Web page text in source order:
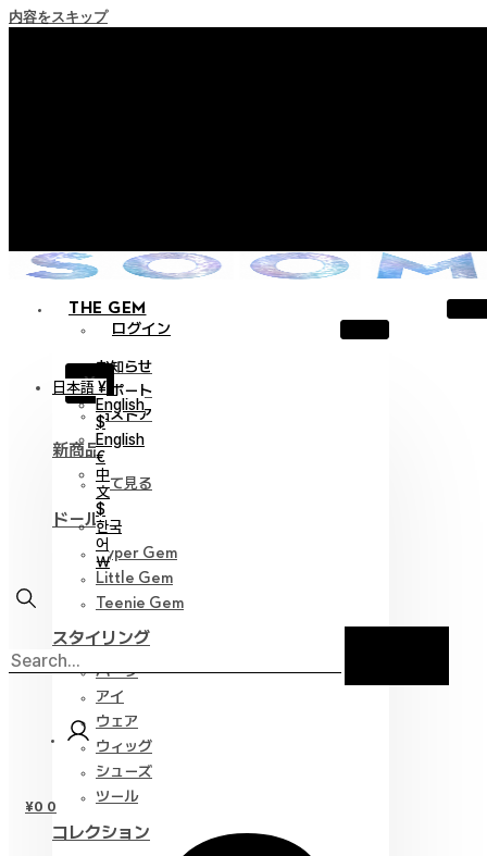
内容をスキップ
THE GEM
ログイン
X
お知らせ
サポート
旧ストア
新商品
全て見る
ドール
Hyper Gem
Little Gem
Teenie Gem
スタイリング
パーツ
アイ
ウェア
ウィッグ
シューズ
ツール
コレクション
日本語 ¥
English
$
English
€
中
文
$
한국
어
￦
¥0 0